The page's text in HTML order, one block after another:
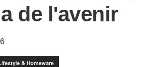
de l'avenir
& Homeware